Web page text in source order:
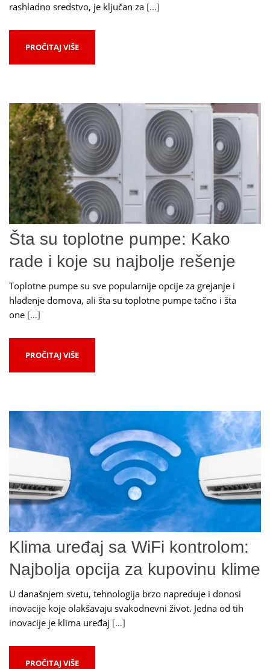
rashladno sredstvo, je ključan za […]
PROČITAJ VIŠE
Šta su toplotne pumpe: Kako
rade i koje su najbolje rešenje
Toplotne pumpe su sve popularnije opcije za grejanje i
hlađenje domova, ali šta su toplotne pumpe tačno i šta
one […]
PROČITAJ VIŠE
Klima uređaj sa WiFi kontrolom:
Najbolja opcija za kupovinu klime
U današnjem svetu, tehnologija brzo napreduje i donosi
inovacije koje olakšavaju svakodnevni život. Jedna od tih
inovacije je klima uređaj […]
PROČITAJ VIŠE